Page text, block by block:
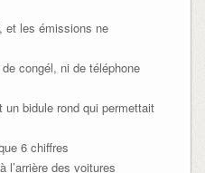
et les émissions ne
congél, ni de téléphone
bidule rond qui permettait
6 chiffres
l’arrière des voitures